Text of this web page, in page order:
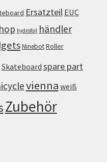
Ersatzteil EUC
hydrofoil händler
NinebotRoller
Skateboard spare part
vienna weiß
Zubehör